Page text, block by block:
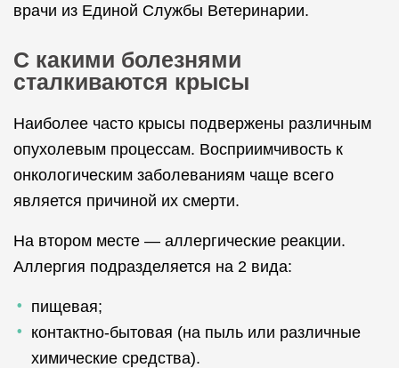
врачи из Единой Службы Ветеринарии.
С какими болезнями
сталкиваются крысы
Наиболее часто крысы подвержены различным
опухолевым процессам. Восприимчивость к
онкологическим заболеваниям чаще всего
является причиной их смерти.
На втором месте — аллергические реакции.
Аллергия подразделяется на 2 вида:
пищевая;
контактно-бытовая (на пыль или различные
химические средства).